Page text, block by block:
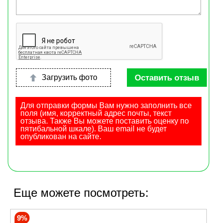
Загрузить фото Оставить отзыв
Для отправки формы Вам нужно заполнить все
поля (имя, корректный адрес почты, текст
отзыва. Также Вы можете поставить оценку по
пятибальной шкале). Ваш email не будет
опубликован на сайте.
Еще можете посмотреть:
9%